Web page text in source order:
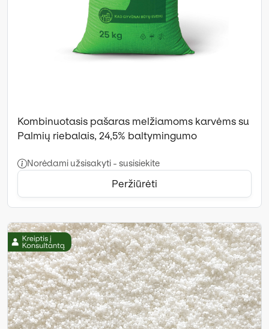
Kombinuotasis pašaras melžiamoms karvėms su
Palmių riebalais, 24,5% baltymingumo
Norėdami užsisakyti - susisiekite
Peržiūrėti